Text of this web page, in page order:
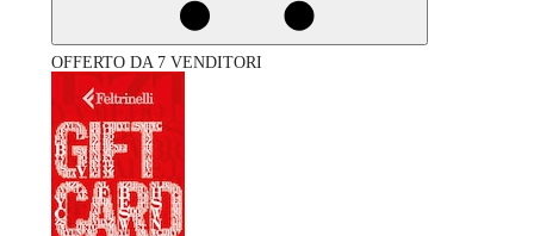
OFFERTO DA 7 VENDITORI